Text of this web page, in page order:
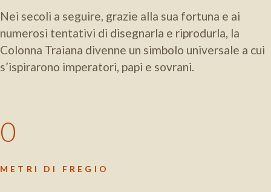
Nei secoli a seguire, grazie alla sua fortuna e ai
numerosi tentativi di disegnarla e riprodurla, la
Colonna Traiana divenne un simbolo universale a cui
s’ispirarono imperatori, papi e sovrani.
0
METRI DI FREGIO